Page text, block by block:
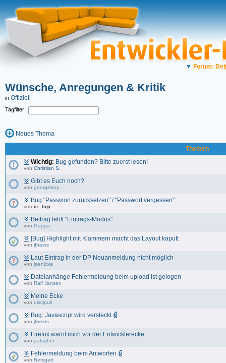
▼ Forum:
Wünsche, Anregungen & Kritik
in Offiziell
Tagfilter:
Neues Thema
Themen
Wichtig: Bug gefunden? Bitte zuerst lesen!
von Christian S.
Gibt es Euch noch?
von georgeboy
Bug "Passwort zurücksetzen" / "Passwort vergessen"
von riz_tmp
Beitrag fehlt "Eintrags-Modus"
von Gagga
[Bug] Highlight mit Klammern macht das Layout kaputt
von jfheins
Laut Eintrag in der DP Neuanmeldung nicht möglich
von jaenicke
Dateianhänge Fehlermeldung beim upload ist gelogen
von Ralf Jansen
Meine Ecke
von discipuli
Bug: Javascript wird versteckt
von jfheins
Firefox warnt mich vor der Entwicklerecke
von galagher
Fehlermeldung beim Antworten
von Nersgatt